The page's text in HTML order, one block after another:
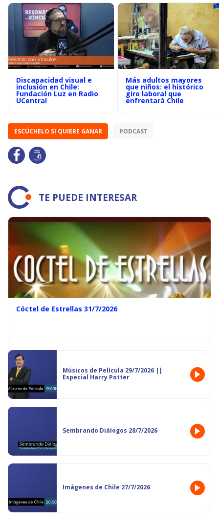
Discapacidad visual e
inclusión en Chile:
Fundación Luz en Radio
UCentral
Más adultos mayores
que niños: el histórico
giro laboral que
enfrentará Chile
ESCÚCHELO SI QUIERE GANAR PODCAST
TE PUEDE INTERESAR
Cóctel de Estrellas 31/7/2026
Músicos de Película 29/7/2026 ||
Especial Harry Potter
Sembrando Diálogos 28/7/2026
Imágenes de Chile 27/7/2026